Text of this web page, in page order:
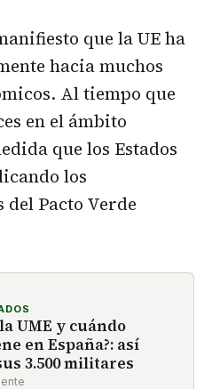
que la UE ha
hacia muchos
Al tiempo que
en el ámbito
que los Estados
los
Pacto Verde
UME y cuándo
en España?: así
3.500 militares